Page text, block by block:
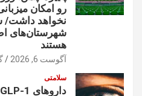
رو امکان
نخواهد داشت/
شهرستان‌های
هستند
آگوست 6, 2026
سلامتی